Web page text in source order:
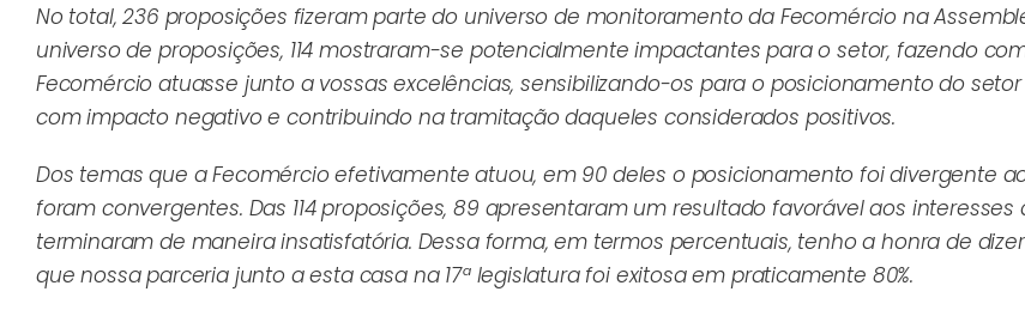
No total, 236 proposições fizeram parte do universo de monitoramento da Fecomércio na
universo de proposições, 114 mostraram-se potencialmente impactantes para o setor, fazendo
Fecomércio atuasse junto a vossas excelências, sensibilizando-os para o posicionamento do
com impacto negativo e contribuindo na tramitação daqueles considerados positivos.
Dos temas que a Fecomércio efetivamente atuou, em 90 deles o posicionamento foi divergente
foram convergentes. Das 114 proposições, 89 apresentaram um resultado favorável aos interesses
terminaram de maneira insatisfatória. Dessa forma, em termos percentuais, tenho a honra de
que nossa parceria junto a esta casa na 17ª legislatura foi exitosa em praticamente 80%.